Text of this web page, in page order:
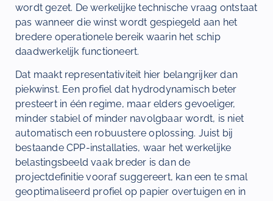
wordt gezet. De werkelijke technische vraag ontstaat
pas wanneer die winst wordt gespiegeld aan het
bredere operationele bereik waarin het schip
daadwerkelijk functioneert.
Dat maakt representativiteit hier belangrijker dan
piekwinst. Een profiel dat hydrodynamisch beter
presteert in één regime, maar elders gevoeliger,
minder stabiel of minder navolgbaar wordt, is niet
automatisch een robuustere oplossing. Juist bij
bestaande CPP-installaties, waar het werkelijke
belastingsbeeld vaak breder is dan de
projectdefinitie vooraf suggereert, kan een te smal
geoptimaliseerd profiel op papier overtuigen en in